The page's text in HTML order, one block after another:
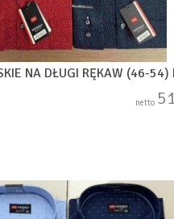
NA DŁUGI RĘKAW (46-
netto